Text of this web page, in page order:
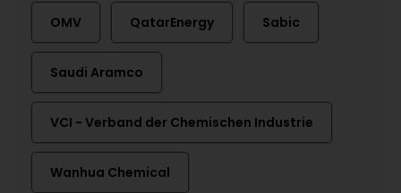
OMV QatarEnergy Sabic
Saudi Aramco
VCI - Verband der Chemischen Industrie
Wanhua Chemical